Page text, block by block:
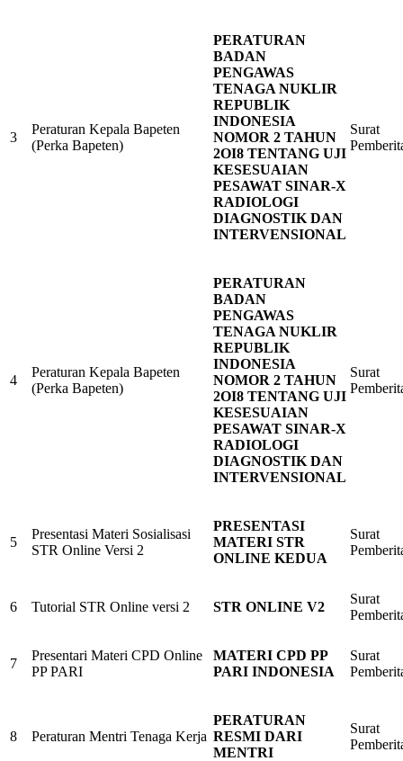
3
Peraturan Kepala Bapeten
(Perka Bapeten)
PERATURAN
BADAN
PENGAWAS
TENAGA NUKLIR
REPUBLIK
INDONESIA
NOMOR 2 TAHUN
2OI8 TENTANG UJI
KESESUAIAN
PESAWAT SINAR-X
RADIOLOGI
DIAGNOSTIK DAN
INTERVENSIONAL
Surat
4
Peraturan Kepala Bapeten
(Perka Bapeten)
PERATURAN
BADAN
PENGAWAS
TENAGA NUKLIR
REPUBLIK
INDONESIA
NOMOR 2 TAHUN
2OI8 TENTANG UJI
KESESUAIAN
PESAWAT SINAR-X
RADIOLOGI
DIAGNOSTIK DAN
INTERVENSIONAL
Surat
5
Presentasi Materi Sosialisasi
STR Online Versi 2
PRESENTASI
MATERI STR
ONLINE KEDUA
Surat
6 Tutorial STR Online versi 2 STR ONLINE V2
Surat
7
Presentari Materi CPD Online
PP PARI
MATERI CPD PP
PARI INDONESIA
Surat
8 Peraturan Mentri Tenaga Kerja
PERATURAN
RESMI DARI
MENTRI
Surat